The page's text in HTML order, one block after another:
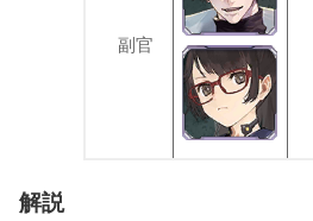
副官
解説